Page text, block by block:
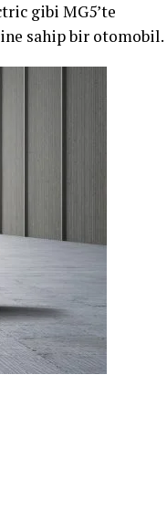
gibi MG5’te
sahip bir otomobil.